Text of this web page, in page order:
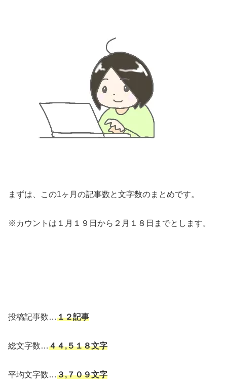
まずは、この1ヶ月の記事数と文字数のまとめです。
※カウントは１月１９日から２月１８日までとします。
投稿記事数…１２記事
総文字数…４４,５１８文字
平均文字数…３,７０９文字